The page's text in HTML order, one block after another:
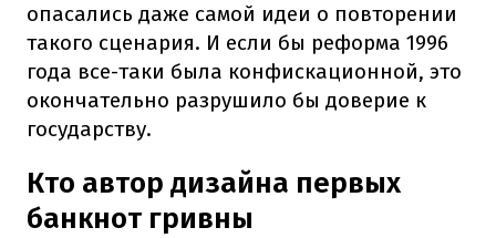
опасались даже самой идеи о повторении
такого сценария. И если бы реформа 1996
года все-таки была конфискационной, это
окончательно разрушило бы доверие к
государству.
Кто автор дизайна первых
банкнот гривны